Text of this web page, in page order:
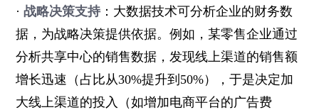
·战略决策支持：大数据技术可分析企业的财务数
据，为战略决策提供依据。例如，某零售企业通过
分析共享中心的销售数据，发现线上渠道的销售额
增长迅速（占比从30%提升到50%），于是决定加
大线上渠道的投入（如增加电商平台的广告费